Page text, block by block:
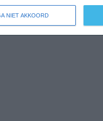
NIET AKKOORD